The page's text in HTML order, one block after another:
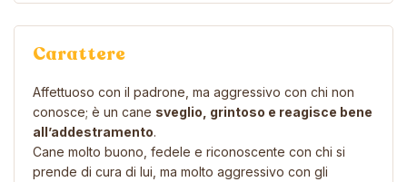
Carattere
Affettuoso con il padrone, ma aggressivo con chi non
conosce; è un cane sveglio, grintoso e reagisce bene
all’addestramento.
Cane molto buono, fedele e riconoscente con chi si
prende di cura di lui, ma molto aggressivo con gli